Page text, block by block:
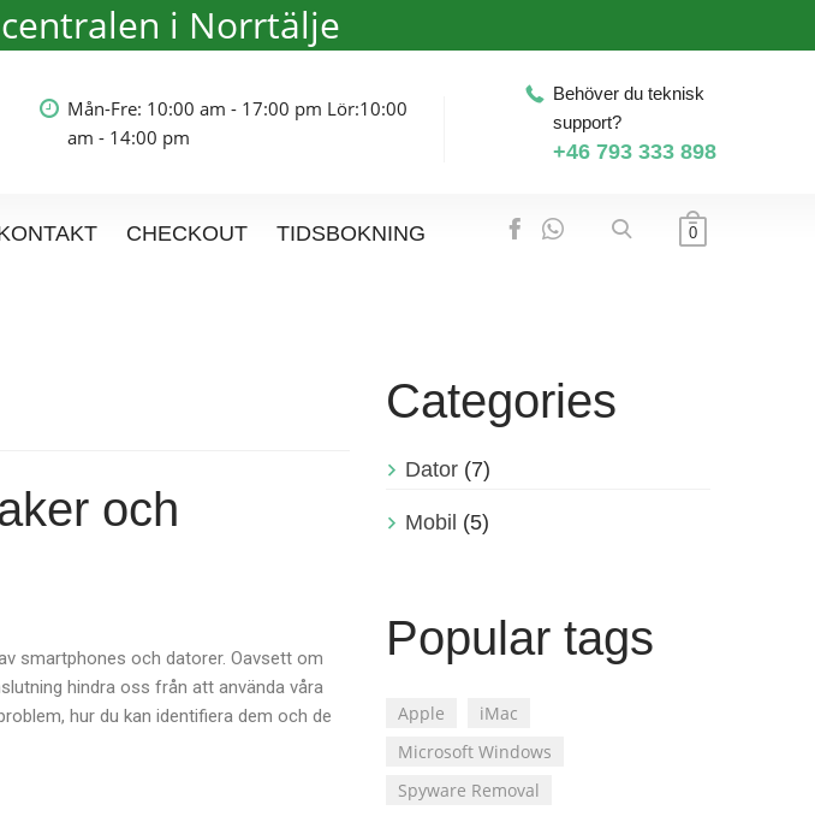
i Norrtälje
Mån-Fre: 10:00 am - 17:00 pm Lör:10:00
am - 14:00 pm
Behöver du teknisk
support?
+46 793 333 898
CHECKOUT TIDSBOKNING 0
och
smartphones och datorer. Oavsett om
hindra oss från att använda våra
hur du kan identifiera dem och de
Categories
Dator (7)
Mobil (5)
Popular tags
Apple
iMac
Microsoft Windows
Spyware Removal